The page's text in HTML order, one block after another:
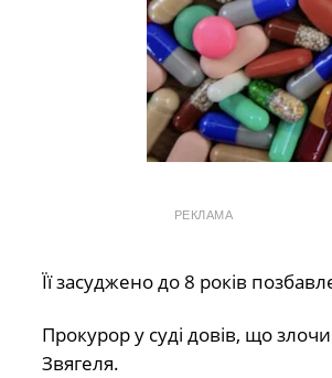
РЕКЛАМА
Її засуджено до 8 років
Прокурор у суді довів, що
Звягеля.